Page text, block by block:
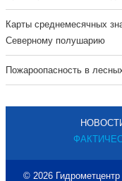
Карты среднемесячных
Северному полушарию
Пожароопасность в
© 2026 Гидрометцентр